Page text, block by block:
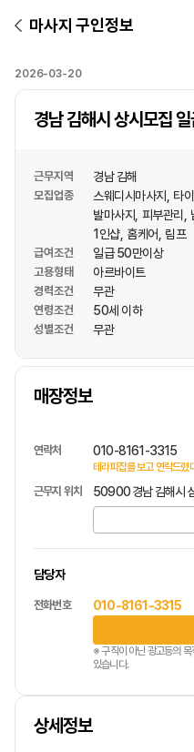
마사지 구인정보
2026-03-20
경남 김해시 상시모집
근무지역 경남 김해
모집업종 스웨디시마사지 타
발마사지
피부관리
1인샵 홈케어 림프
급여조건 일급 50만이상
고용형태 아르바이트
경력조건 무관
연령조건 50세 이하
성별조건 무관
매장정보
상호명
연락처 010-8161-3315
테라피잡를 보고 연락드렸
근무지 위치 50900 경남 김해시
담당자
전화번호 010-8161-3315
※ 구직이 아닌 광고등의
있습니다.
상세정보